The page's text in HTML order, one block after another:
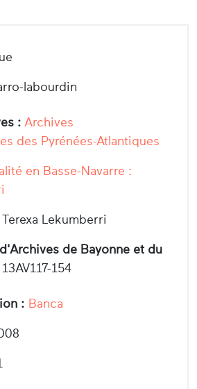
labourdin
: Archives
des Pyrénées-Atlantiques
en Basse-Navarre :
Terexa Lekumberri
de Bayonne et du
13AV117-154
: Banca